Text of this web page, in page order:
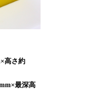
高さ約
最深高